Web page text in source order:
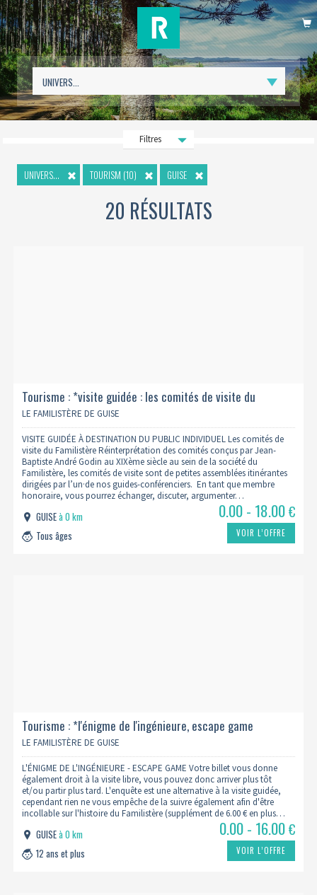
Filtres
UNIVERS... TOURISM (10) GUISE
20 RÉSULTATS
Tourisme : *visite guidée : les comités de visite du
familistère
LE FAMILISTÈRE DE GUISE
VISITE GUIDÉE À DESTINATION DU PUBLIC INDIVIDUEL Les comités de
visite du Familistère Réinterprétation des comités conçus par Jean-
Baptiste André Godin au XIXème siècle au sein de la société du
Familistère, les comités de visite sont de petites assemblées itinérantes
dirigées par l’un·de nos guides-conférenciers. En tant que membre
honoraire, vous pourrez échanger, discuter, argumenter…
GUISEà 0 km
Tous âges
0.00 - 18.00€
VOIR L’OFFRE
Tourisme : *l'énigme de l'ingénieure, escape game
LE FAMILISTÈRE DE GUISE
L'ÉNIGME DE L'INGÉNIEURE - ESCAPE GAME Votre billet vous donne
également droit à la visite libre, vous pouvez donc arriver plus tôt
et/ou partir plus tard. L'enquête est une alternative à la visite guidée,
cependant rien ne vous empêche de la suivre également afin d'être
incollable sur l'histoire du Familistère (supplément de 6.00 € en plus…
GUISEà 0 km
12 ans et plus
0.00 - 16.00€
VOIR L’OFFRE